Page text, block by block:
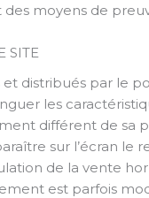
moyens de
SITE
distribués par le
les
différent de
sur l’écran
de la vente
est parfois